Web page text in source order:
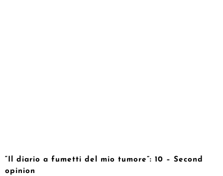
“Il diario a fumetti del mio tumore”: 10 – Second
opinion